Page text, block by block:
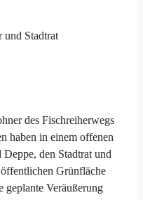
und Stadtrat
des Fischreiherwegs
haben in einem offenen
den Stadtrat und
Grünfläche
geplante Veräußerung